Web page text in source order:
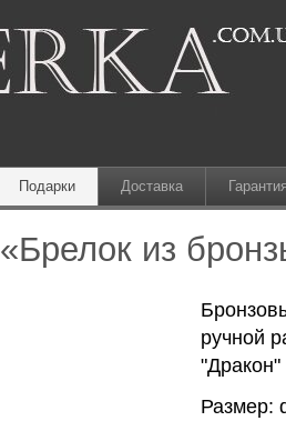
Подарки Доставка
«Брелок из
ручной
"Дракон"
Размер: